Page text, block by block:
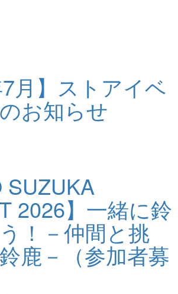
7月】ストアイベ
お知らせ
SUZUKA
2026】一緒に鈴
！－仲間と挑
鹿－（参加者募